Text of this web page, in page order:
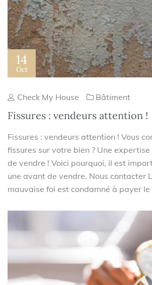
14
Oct
Check My House Bâtiment
Fissures : vendeurs attention !
Fissures : vendeurs attention ! Vous
fissures sur votre bien ? Une
de vendre ! Voici pourquoi, il est
une avant de vendre. Nous contacter
mauvaise foi est condamné à payer le